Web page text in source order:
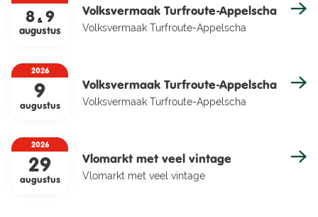
8 & 9
augustus
Volksvermaak Turfroute-Appelscha
Volksvermaak Turfroute-Appelscha
2026
9
augustus
Volksvermaak Turfroute-Appelscha
Volksvermaak Turfroute-Appelscha
2026
29
augustus
Vlomarkt met veel vintage
Vlomarkt met veel vintage